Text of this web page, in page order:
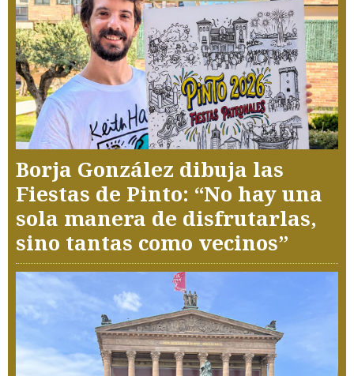
Borja González dibuja las
Fiestas de Pinto: “No hay una
sola manera de disfrutarlas,
sino tantas como vecinos”